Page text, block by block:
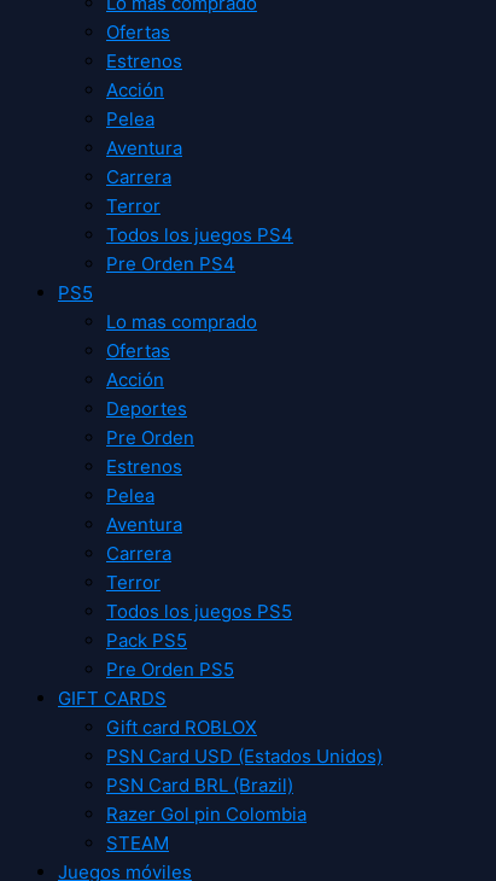
Ofertas
Estrenos
Acción
Pelea
Aventura
Carrera
Terror
Todos los juegos PS4
Pre Orden PS4
PS5
Lo mas comprado
Ofertas
Acción
Deportes
Pre Orden
Estrenos
Pelea
Aventura
Carrera
Terror
Todos los juegos PS5
Pack PS5
Pre Orden PS5
GIFT CARDS
Gift card ROBLOX
PSN Card USD (Estados Unidos)
PSN Card BRL (Brazil)
Razer Gol pin Colombia
STEAM
Juegos móviles